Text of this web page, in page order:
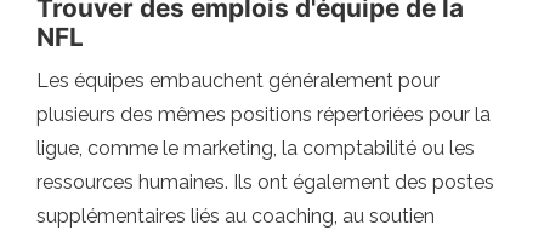
Trouver des emplois d'équipe de la
NFL
Les équipes embauchent généralement pour
plusieurs des mêmes positions répertoriées pour la
ligue, comme le marketing, la comptabilité ou les
ressources humaines. Ils ont également des postes
supplémentaires liés au coaching, au soutien